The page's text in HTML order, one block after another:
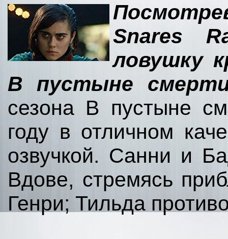
Snares
ловушку
В пустыне
сезона В пустыне
году в отличном
озвучкой. Санни и
Вдове, стремясь
Генри; Тильда